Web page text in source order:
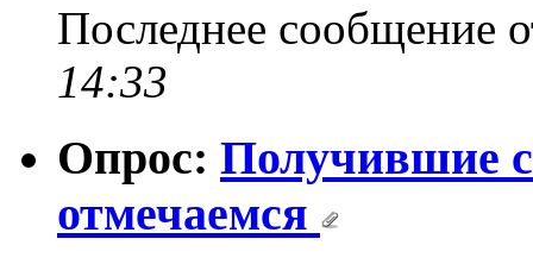
Последнее сообщение
14:33
Опрос: Получившие
отмечаемся